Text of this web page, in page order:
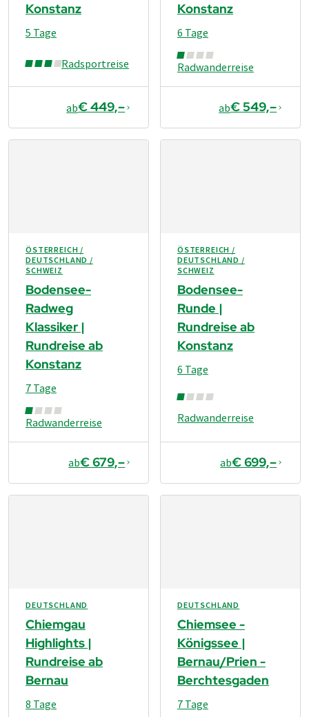
Konstanz
Radsportreise
5 Tage
ab€ 449,–
Konstanz
Radwanderreise
6 Tage
ab€ 549,–
ÖSTERREICH /
DEUTSCHLAND /
SCHWEIZ
Bodensee-
Radweg
Klassiker |
Rundreise ab
Konstanz
Radwanderreise
7 Tage
ab€ 679,–
ÖSTERREICH /
DEUTSCHLAND /
SCHWEIZ
Bodensee-
Runde |
Rundreise ab
Konstanz
Radwanderreise
6 Tage
ab€ 699,–
DEUTSCHLAND
Chiemgau
Highlights |
Rundreise ab
Bernau
8 Tage
DEUTSCHLAND
Chiemsee -
Königssee |
Bernau/Prien -
Berchtesgaden
7 Tage